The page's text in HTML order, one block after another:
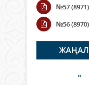
Wi-Fi
ӨТЕДІ?
06 тамыз
граждане
№57 (8971)
№56
«